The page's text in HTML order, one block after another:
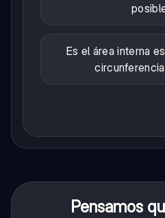
Es el área interna
Pensamos